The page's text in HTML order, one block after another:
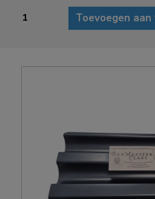
Stokbroodplaat
blauwstaal
Toevoegen